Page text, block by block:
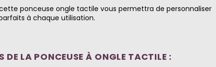
ponceuse ongle tactile vous permettra de personnaliser
à chaque utilisation.
DE LA PONCEUSE À ONGLE TACTILE :